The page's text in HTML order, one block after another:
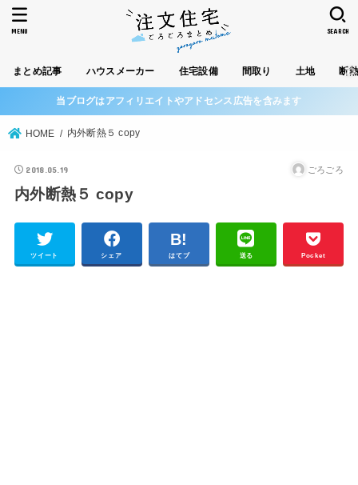
まとめ記事 ハウスメーカー 住宅設備 間取り 土地 断
SEARCH
MENU
当ブログはアフィリエイトやアドセンス広告を含みます
HOME 内外断熱５ copy
2018.05.19 ごろごろ
内外断熱５ copy
ツイート シェア はてブ 送る Pocket